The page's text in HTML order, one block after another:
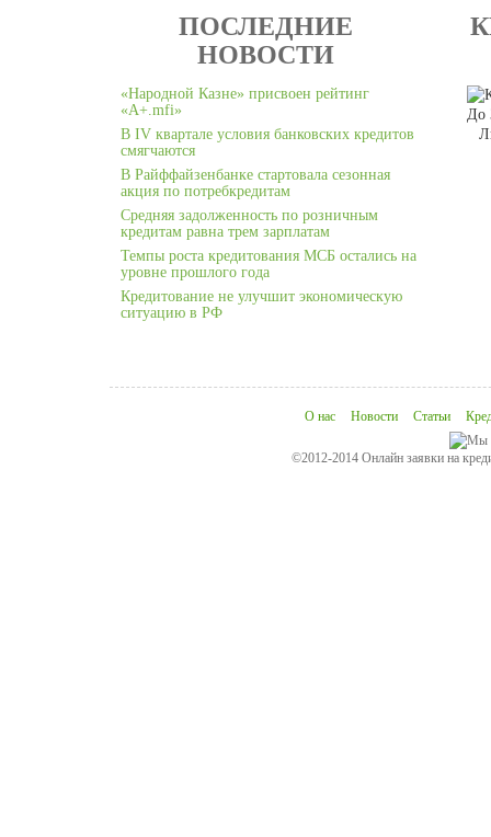
ПОСЛЕДНИЕ
НОВОСТИ
«Народной Казне» присвоен рейтинг
«А+.mfi»
В IV квартале условия банковских кредитов
смягчаются
В Райффайзенбанке стартовала сезонная
акция по потребкредитам
Средняя задолженность по розничным
кредитам равна трем зарплатам
Темпы роста кредитования МСБ остались на
уровне прошлого года
Кредитование не улучшит экономическую
ситуацию в РФ
До
О нас Новости Статьи
©2012-2014 Онлайн заявки на